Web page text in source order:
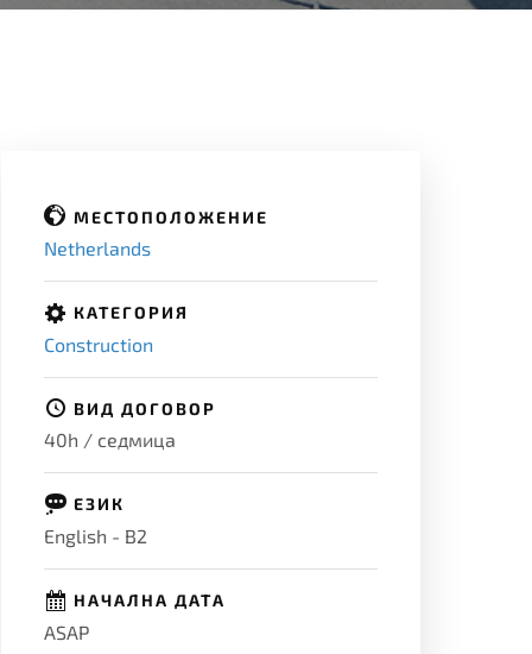
МЕСТОПОЛОЖЕНИЕ
Netherlands
КАТЕГОРИЯ
Construction
ВИД ДОГОВОР
40h / седмица
ЕЗИК
English - B2
НАЧАЛНА ДАТА
ASAP